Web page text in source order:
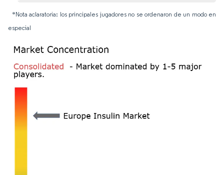
*Nota aclaratoria: los principales jugadores no se ordenaron de un modo en
especial